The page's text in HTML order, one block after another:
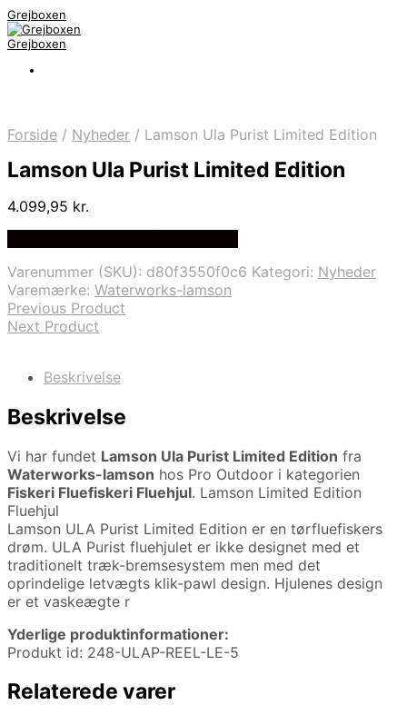
Grejboxen
Grejboxen
Forside / Nyheder / Lamson Ula Purist Limited Edition
Lamson Ula Purist Limited Edition
4.099,95 kr.
Varenummer (SKU): d80f3550f0c6 Kategori: Nyheder
Varemærke: Waterworks-lamson
Previous Product
Next Product
Beskrivelse
Beskrivelse
Vi har fundet Lamson Ula Purist Limited Edition fra
Waterworks-lamson hos Pro Outdoor i kategorien
Fiskeri Fluefiskeri Fluehjul. Lamson Limited Edition
Fluehjul
Lamson ULA Purist Limited Edition er en tørfluefiskers
drøm. ULA Purist fluehjulet er ikke designet med et
traditionelt træk-bremsesystem men med det
oprindelige letvægts klik-pawl design. Hjulenes design
er et vaskeægte r
Yderlige produktinformationer:
Produkt id: 248-ULAP-REEL-LE-5
Relaterede varer